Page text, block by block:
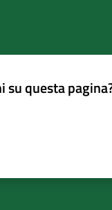
su questa